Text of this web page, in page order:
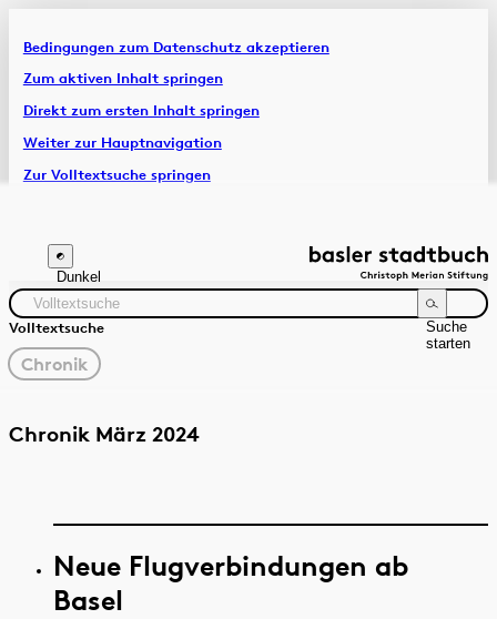
Bedingungen zum Datenschutz akzeptieren
Zum aktiven Inhalt springen
Direkt zum ersten Inhalt springen
Weiter zur Hauptnavigation
Zur Volltextsuche springen
Artikel & Dossiers
Chronik
Dunkel
Volltextsuche
Suche
starten
gewählter
Filter
Chronik
Quelle Zeitraum
Chronik März 2024
Neue Flugverbindungen ab
Basel